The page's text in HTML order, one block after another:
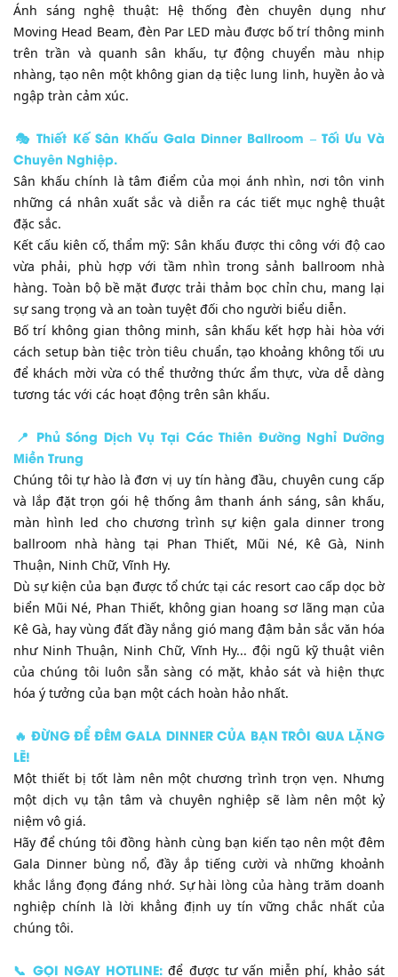
​Ánh sáng nghệ thuật: Hệ thống đèn chuyên dụng như
Moving Head Beam, đèn Par LED màu được bố trí thông minh
trên trần và quanh sân khấu, tự động chuyển màu nhịp
nhàng, tạo nên một không gian dạ tiệc lung linh, huyền ảo và
ngập tràn cảm xúc.
​🎭 Thiết Kế Sân Khấu Gala Dinner Ballroom – Tối Ưu Và
Chuyên Nghiệp.
​Sân khấu chính là tâm điểm của mọi ánh nhìn, nơi tôn vinh
những cá nhân xuất sắc và diễn ra các tiết mục nghệ thuật
đặc sắc.
​Kết cấu kiên cố, thẩm mỹ: Sân khấu được thi công với độ cao
vừa phải, phù hợp với tầm nhìn trong sảnh ballroom nhà
hàng. Toàn bộ bề mặt được trải thảm bọc chỉn chu, mang lại
sự sang trọng và an toàn tuyệt đối cho người biểu diễn.
​Bố trí không gian thông minh, sân khấu kết hợp hài hòa với
cách setup bàn tiệc tròn tiêu chuẩn, tạo khoảng không tối ưu
để khách mời vừa có thể thưởng thức ẩm thực, vừa dễ dàng
tương tác với các hoạt động trên sân khấu.
​📍 Phủ Sóng Dịch Vụ Tại Các Thiên Đường Nghỉ Dưỡng
Miền Trung
​Chúng tôi tự hào là đơn vị uy tín hàng đầu, chuyên cung cấp
và lắp đặt trọn gói hệ thống âm thanh ánh sáng, sân khấu,
màn hình led cho chương trình sự kiện gala dinner trong
ballroom nhà hàng tại Phan Thiết, Mũi Né, Kê Gà, Ninh
Thuận, Ninh Chữ, Vĩnh Hy.
​Dù sự kiện của bạn được tổ chức tại các resort cao cấp dọc bờ
biển Mũi Né, Phan Thiết, không gian hoang sơ lãng mạn của
Kê Gà, hay vùng đất đầy nắng gió mang đậm bản sắc văn hóa
như Ninh Thuận, Ninh Chữ, Vĩnh Hy... đội ngũ kỹ thuật viên
của chúng tôi luôn sẵn sàng có mặt, khảo sát và hiện thực
hóa ý tưởng của bạn một cách hoàn hảo nhất.
​🔥 ĐỪNG ĐỂ ĐÊM GALA DINNER CỦA BẠN TRÔI QUA LẶNG
LẼ!
​Một thiết bị tốt làm nên một chương trình trọn vẹn. Nhưng
một dịch vụ tận tâm và chuyên nghiệp sẽ làm nên một kỷ
niệm vô giá.
​Hãy để chúng tôi đồng hành cùng bạn kiến tạo nên một đêm
Gala Dinner bùng nổ, đầy ắp tiếng cười và những khoảnh
khắc lắng đọng đáng nhớ. Sự hài lòng của hàng trăm doanh
nghiệp chính là lời khẳng định uy tín vững chắc nhất của
chúng tôi.
📞 GỌI NGAY HOTLINE: để được tư vấn miễn phí, khảo sát